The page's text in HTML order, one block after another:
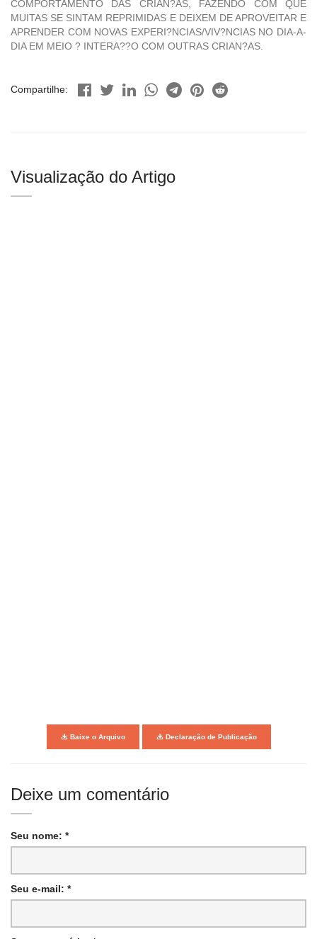
COMPORTAMENTO DAS CRIAN?AS, FAZENDO COM QUE
MUITAS SE SINTAM REPRIMIDAS E DEIXEM DE APROVEITAR E
APRENDER COM NOVAS EXPERI?NCIAS/VIV?NCIAS NO DIA-A-
DIA EM MEIO ? INTERA??O COM OUTRAS CRIAN?AS.
Compartilhe:
Visualização do Artigo
Baixe o Arquivo Declaração de Publicação
Deixe um comentário
Seu nome: *
Seu e-mail: *